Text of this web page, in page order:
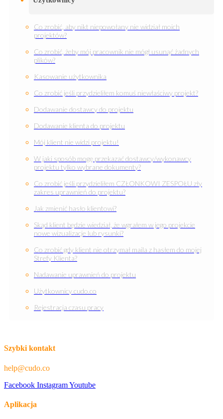
Co zrobić, aby nikt niepowołany nie widział moich
projektów?
Co zrobić, żeby mój pracownik nie mógł usunąć żadnych
plików?
Kasowanie użytkownika
Co zrobić jeśli przydzieliłem komuś niewłaściwy projekt?
Dodawanie dostawcy do projektu
Dodawanie klienta do projektu
Mój klient nie widzi projektu!
W jaki sposób mogę przekazać dostawcy/wykonawcy
projektu tylko wybrane dokumenty?
Co zrobić jeśli przydzieliłem CZŁONKOWI ZESPOŁU zły
zakres uprawnień do projektu?
Jak zmienić hasło klientowi?
Skąd klient będzie wiedział, że wgrałem w jego projekcie
nowe wizualizacje lub rysunki?
Co zrobić gdy klient nie otrzymał maila z hasłem do mojej
Strefy Klienta?
Nadawanie uprawnień do projektu
Użytkownicy cudo.co
Rejestracja czasu pracy
Szybki kontakt
help@cudo.co
Facebook InstagramYoutube
Aplikacja